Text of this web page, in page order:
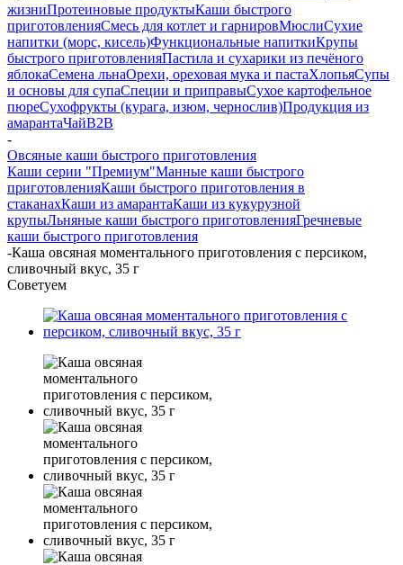
жизниПротеиновые продуктыКаши быстрого
приготовленияСмесь для котлет и гарнировМюслиСухие
напитки (морс, кисель)Функциональные напиткиКрупы
быстрого приготовленияПастила и сухарики из печёного
яблокаСемена льнаОрехи, ореховая мука и пастаХлопьяСупы
и основы для супаСпеции и приправыСухое картофельное
пюреСухофрукты (курага, изюм, чернослив)Продукция из
амарантаЧайB2B
-
Овсяные каши быстрого приготовления
Каши серии "Премиум"Манные каши быстрого
приготовленияКаши быстрого приготовления в
стаканахКаши из амарантаКаши из кукурузной
крупыЛьняные каши быстрого приготовленияГречневые
каши быстрого приготовления
-Каша овсяная моментального приготовления с персиком,
сливочный вкус, 35 г
Советуем